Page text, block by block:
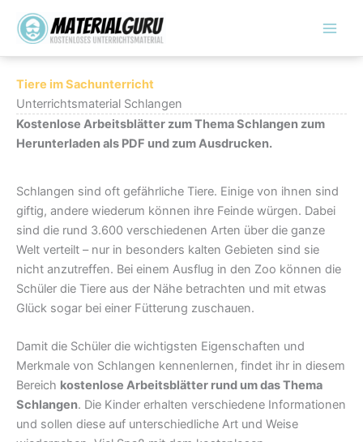
Inhalt
springen
Tiere im Sachunterricht
Unterrichtsmaterial Schlangen
Kostenlose Arbeitsblätter zum Thema Schlangen zum
Herunterladen als PDF und zum Ausdrucken.
Schlangen sind oft gefährliche Tiere. Einige von ihnen sind
giftig, andere wiederum können ihre Feinde würgen. Dabei
sind die rund 3.600 verschiedenen Arten über die ganze
Welt verteilt – nur in besonders kalten Gebieten sind sie
nicht anzutreffen. Bei einem Ausflug in den Zoo können die
Schüler die Tiere aus der Nähe betrachten und mit etwas
Glück sogar bei einer Fütterung zuschauen.
Damit die Schüler die wichtigsten Eigenschaften und
Merkmale von Schlangen kennenlernen, findet ihr in diesem
Bereich kostenlose Arbeitsblätter rund um das Thema
Schlangen. Die Kinder erhalten verschiedene Informationen
und sollen diese auf unterschiedliche Art und Weise